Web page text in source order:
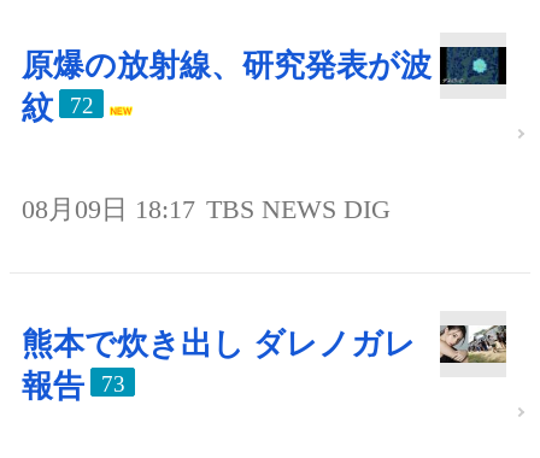
原爆の放射線、研究発表が波
紋
72
08月09日 18:17 TBS NEWS DIG
熊本で炊き出し ダレノガレ
報告
73